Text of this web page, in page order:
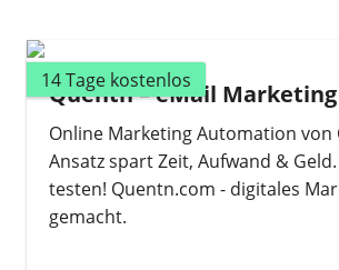
14 Tage kostenlos
Quentn – eMail
Online Marketing Automation von
Ansatz spart Zeit, Aufwand &
testen! Quentn.com - digitales
gemacht.